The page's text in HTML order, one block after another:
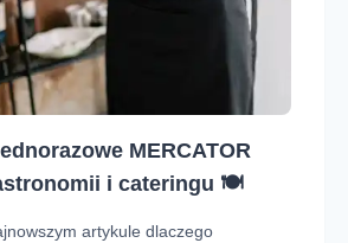
MERCATOR
i cateringu 🍽️
artykule dlaczego